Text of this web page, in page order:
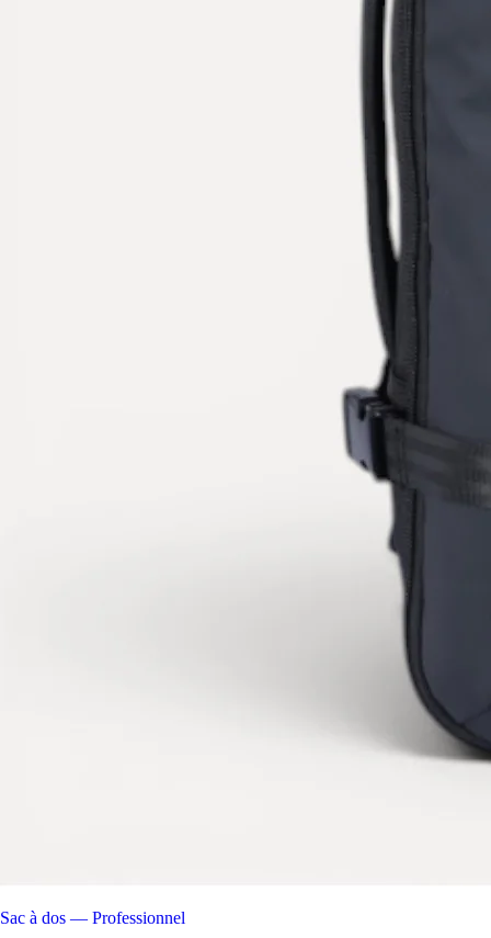
Sac à dos — Professionnel